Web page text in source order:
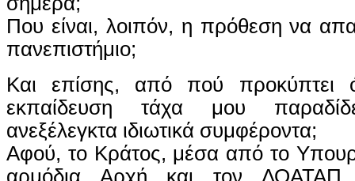
Που είναι, λοιπόν, η πρόθεση να
πανεπιστήμιο;
Και επίσης, από πού προκύπτει
εκπαίδευση τάχα μου
ανεξέλεγκτα ιδιωτικά συμφέροντα;
Αφού, το Κράτος, μέσα από το
αρμόδια Αρχή και τον ΔΟΑΤΑΠ,